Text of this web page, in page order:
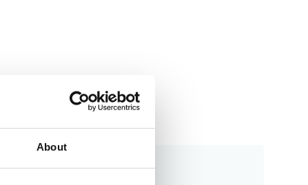
About